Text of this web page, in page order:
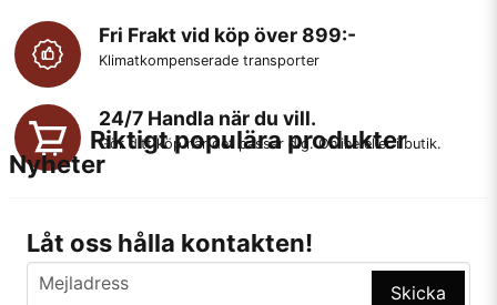
Fri Frakt vid köp över 899:-
Klimatkompenserade transporter
24/7 Handla när du vill.
Gör ditt köp när det passar dig. Online eller i butik.
Riktigt populära produkter
Nyheter
Låt oss hålla kontakten!
email
Mejladress Skicka